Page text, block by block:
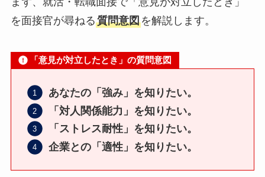
を面接官が尋ねる質問意図を解説します。
「意見が対立したとき」の質問意図
あなたの「強み」を知りたい。
「対人関係能力」を知りたい。
「ストレス耐性」を知りたい。
企業との「適性」を知りたい。